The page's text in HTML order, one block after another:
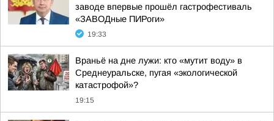
заводе впервые прошёл гастрофестиваль
«ЗАВОДные ПИРоги»
19:33
Враньё на дне лужи: кто «мутит воду» в
Среднеуральске, пугая «экологической
катастрофой»?
19:15